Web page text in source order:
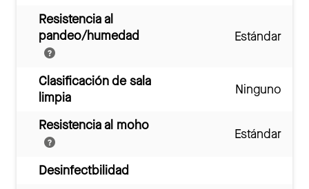
Resistencia al
pandeo/humedad
Estándar
Clasificación de sala
limpia
Ninguno
Resistencia al moho
Estándar
Desinfectbilidad